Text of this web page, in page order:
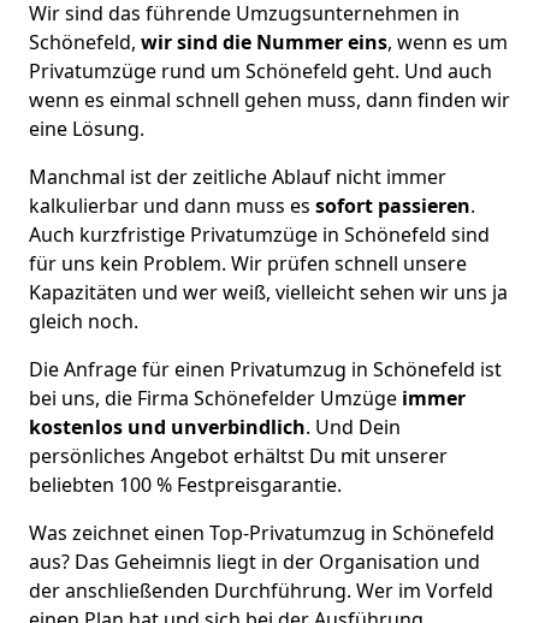
Wir sind das führende Umzugsunternehmen in
Schönefeld, wir sind die Nummer eins, wenn es um
Privatumzüge rund um Schönefeld geht. Und auch
wenn es einmal schnell gehen muss, dann finden wir
eine Lösung.
Manchmal ist der zeitliche Ablauf nicht immer
kalkulierbar und dann muss es sofort passieren.
Auch kurzfristige Privatumzüge in Schönefeld sind
für uns kein Problem. Wir prüfen schnell unsere
Kapazitäten und wer weiß, vielleicht sehen wir uns ja
gleich noch.
Die Anfrage für einen Privatumzug in Schönefeld ist
bei uns, die Firma Schönefelder Umzüge immer
kostenlos und unverbindlich. Und Dein
persönliches Angebot erhältst Du mit unserer
beliebten 100 % Festpreisgarantie.
Was zeichnet einen Top-Privatumzug in Schönefeld
aus? Das Geheimnis liegt in der Organisation und
der anschließenden Durchführung. Wer im Vorfeld